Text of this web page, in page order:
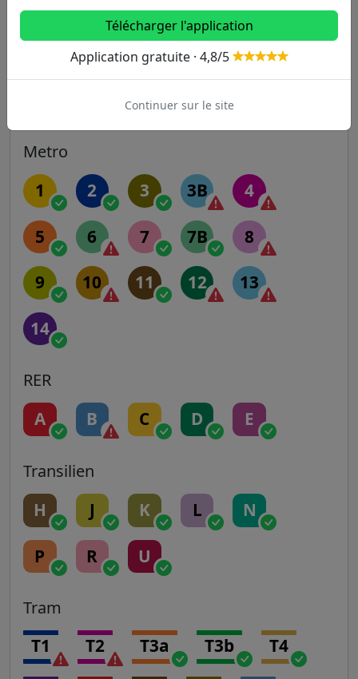
Jouvenet / Exelmens 22 62 621m
Metro
1 2 3 3B 4
5 6 7 7B 8
9 10 11 12 13
14
RER
A B C D E
Transilien
H J K L N
P R U
Tram
T1 T2 T3a T3b T4
Télécharger l'application
Application gratuite · 4,8/5
Continuer sur le site